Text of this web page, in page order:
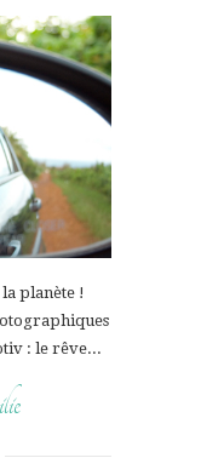
planète !
: le rêve...